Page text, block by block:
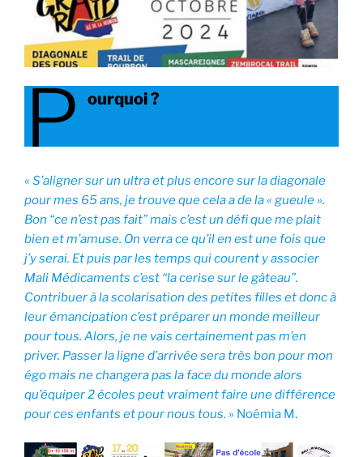
P ourquoi ?
« S’aligner sur un ultra et plus encore sur la diagonale
pour mes 65 ans, je trouve que cela a de la « gueule ».
Bon “ce n’est pas fait” mais c’est un défi que me plait
bien et m’amuse. On verra ce qu’il en est une fois que
j’y serai. Et puis par les temps qui courent y associer
Mali Médicaments c’est “la cerise sur le gâteau”.
Contribuer à la scolarisation des petites filles et donc à
leur émancipation c’est préparer un monde meilleur
pour tous. Alors, je ne vais certainement pas m’en
priver. Passer la ligne d’arrivée sera très bon pour mon
égo mais ne changera pas la face du monde alors
qu’équiper 2 écoles peut vraiment faire une différence
pour ces enfants et pour nous tous. » Noémia M.